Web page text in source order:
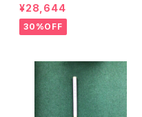
武” 2500×900mm (2尺×8尺
判) 紺３ミリ <商品番号136
8>
¥28,644
30%OFF